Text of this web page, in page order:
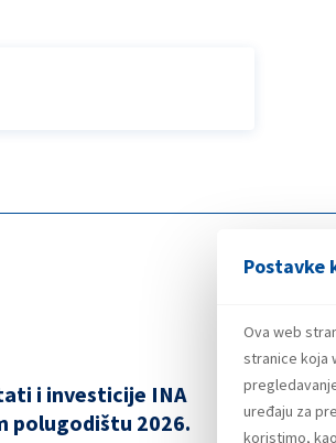
Postavke
Ova web
stranice koja
uređaju za
koristimo,
i investicije INA
polugodištu 2026.